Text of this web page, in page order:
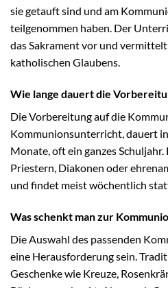
sie getauft sind und am
teilgenommen haben. Der
das Sakrament vor und
katholischen Glaubens.
Wie lange dauert die
Die Vorbereitung auf die
Kommunionsunterricht, dauert
Monate, oft ein ganzes
Priestern, Diakonen oder
und findet meist wöchentlich
Was schenkt man zur
Die Auswahl des passenden
eine Herausforderung sein.
Geschenke wie Kreuze,